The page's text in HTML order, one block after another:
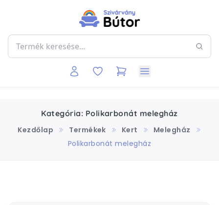
Kategória: Polikarbonát melegház
Kezdőlap
Termékek Kert
Melegház
Polikarbonát melegház